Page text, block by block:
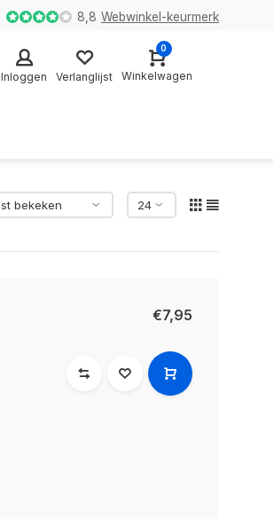
8,8 Webwinkel-keurmerk
Inloggen Verlanglijst
0
Winkelwagen
€7,95